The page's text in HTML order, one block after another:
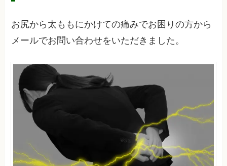
お尻から太ももにかけての痛みでお困りの方から
メールでお問い合わせをいただきました。